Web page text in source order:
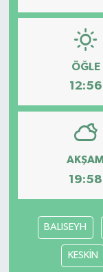
ÖĞLE
12:56
19:58
BALISEYH
KESKİN